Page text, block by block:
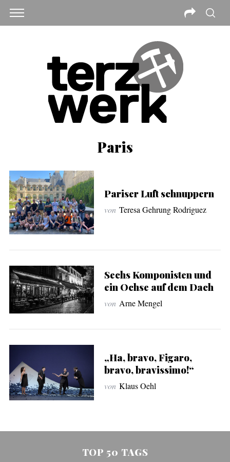
Paris
Pariser Luft schnuppern
von Teresa Gehrung Rodriguez
Sechs Komponisten und
ein Ochse auf dem Dach
von Arne Mengel
„Ha, bravo, Figaro,
bravo, bravissimo!“
von Klaus Oehl
TOP 50 TAGS